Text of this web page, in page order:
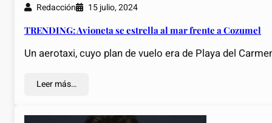
Redacción 15 julio, 2024
TRENDING: Avioneta se estrella al mar frente a Cozumel
Un aerotaxi, cuyo plan de vuelo era de Playa del
Leer más…